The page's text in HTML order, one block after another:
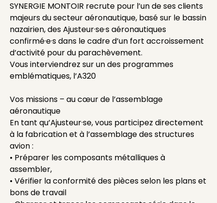
SYNERGIE MONTOIR recrute pour l’un de ses clients
majeurs du secteur aéronautique, basé sur le bassin
nazairien, des Ajusteur·se·s aéronautiques
confirmé·e·s dans le cadre d’un fort accroissement
d’activité pour du parachèvement.
Vous interviendrez sur un des programmes
emblématiques, l’A320
Vos missions – au cœur de l’assemblage
aéronautique
En tant qu’Ajusteur·se, vous participez directement
à la fabrication et à l’assemblage des structures
avion :
• Préparer les composants métalliques à
assembler,
• Vérifier la conformité des pièces selon les plans et
bons de travail